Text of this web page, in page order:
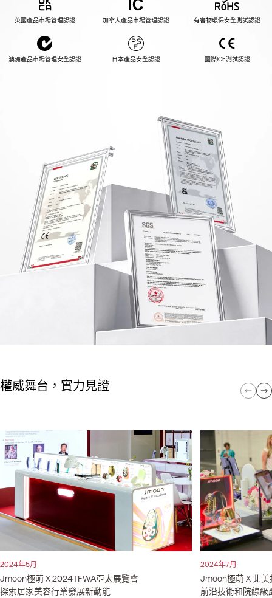
英國產品市場管理認證 加拿大產品市場管理認證 有害物環保安全測試認證
澳洲產品市場管理安全認證 日本產品安全認證 國際ICE測試認證
權威舞台，實力見證
2024年5月
Jmoon極萌 X 2024TFWA亞太展覽會
探索居家美容行業發展新動能
2024年7月
Jmoon極萌 X 北
前沿技術和院線級